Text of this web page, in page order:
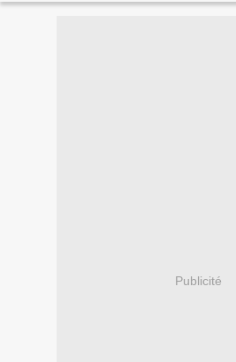
Publicité